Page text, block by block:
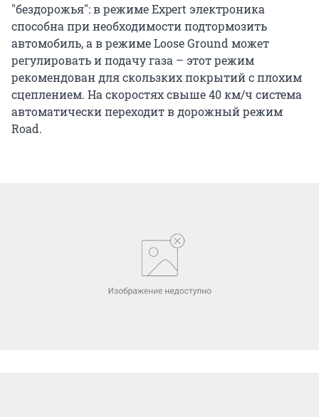
"бездорожья": в режиме Expert электроника
способна при необходимости подтормозить
автомобиль, а в режиме Loose Ground может
регулировать и подачу газа – этот режим
рекомендован для скользких покрытий с плохим
сцеплением. На скоростях свыше 40 км/ч система
автоматически переходит в дорожный режим
Road.